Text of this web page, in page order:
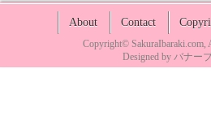
About Contact
Copyright© SakuraIbaraki.com,
Designed by バナー